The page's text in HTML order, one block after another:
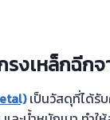
รงเหล็กฉีก
เป็นวัสดุที่ได้รับ